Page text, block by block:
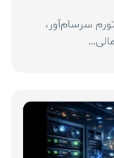
سرسام‌آور،